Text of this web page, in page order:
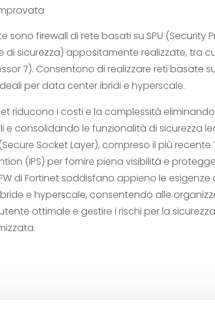
sono firewall di rete basati su SPU (Security
di sicurezza) appositamente realizzate, tra cui
7). Consentono di realizzare reti basate
per data center ibridi e hyperscale.
riducono i costi e la complessità
e consolidando le funzionalità di sicurezza
(Secure Socket Layer), compreso il più recente
(IPS) per fornire piena visibilità e
di Fortinet soddisfano appieno le
e hyperscale, consentendo alle
ottimale e gestire i rischi per la